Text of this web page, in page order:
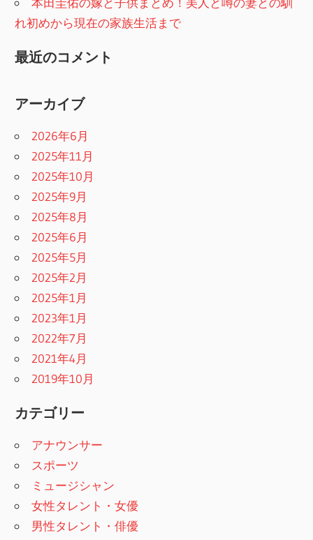
れ初めから現在の家族生活まで
最近のコメント
アーカイブ
2026年6月
2025年11月
2025年10月
2025年9月
2025年8月
2025年6月
2025年5月
2025年2月
2025年1月
2023年1月
2022年7月
2021年4月
2019年10月
カテゴリー
アナウンサー
スポーツ
ミュージシャン
女性タレント・女優
男性タレント・俳優